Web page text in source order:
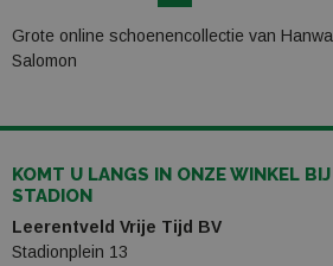
Grote online schoenencollectie van
Salomon
KOMT U LANGS IN ONZE WINKEL
STADION
Leerentveld Vrije Tijd BV
Stadionplein 13